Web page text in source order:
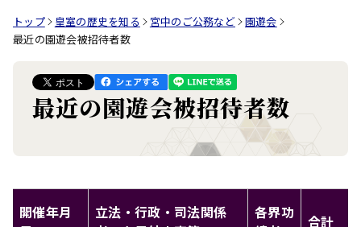
トップ 皇室の歴史を知る 宮中のご公務など
園遊会
最近の園遊会被招待者数
最近の園遊会被招待者数
開催年月
立法・行政・司法関係
各界功
合計